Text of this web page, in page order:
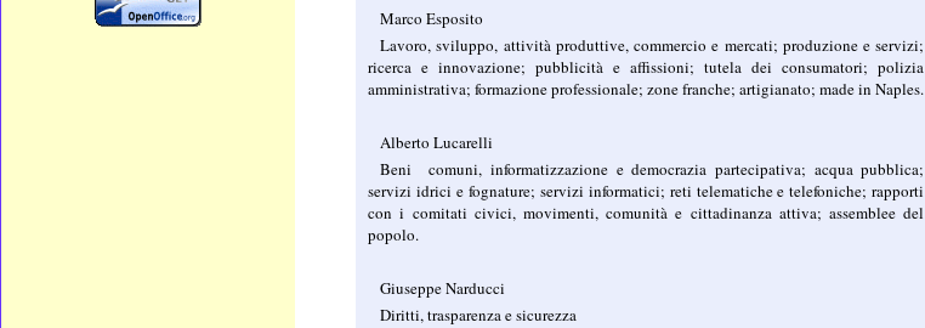
Marco Esposito
Lavoro, sviluppo, attività produttive, commercio e mercati; produzione e servizi;
ricerca e innovazione; pubblicità e affissioni; tutela dei consumatori; polizia
amministrativa; formazione professionale; zone franche; artigianato; made in Naples.
Alberto Lucarelli
Beni comuni, informatizzazione e democrazia partecipativa; acqua pubblica;
servizi idrici e fognature; servizi informatici; reti telematiche e telefoniche; rapporti
con i comitati civici, movimenti, comunità e cittadinanza attiva; assemblee del
popolo.
Giuseppe Narducci
Diritti, trasparenza e sicurezza